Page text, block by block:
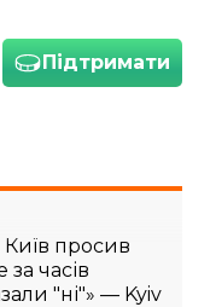
Підтримати
просив
часів
"ні"» — Kyiv